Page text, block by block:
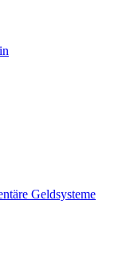
Geldsysteme